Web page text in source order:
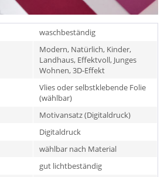
waschbeständig
Modern, Natürlich, Kinder,
Landhaus, Effektvoll, Junges
Wohnen, 3D-Effekt
Vlies oder selbstklebende Folie
(wählbar)
Motivansatz (Digitaldruck)
Digitaldruck
wählbar nach Material
gut lichtbeständig